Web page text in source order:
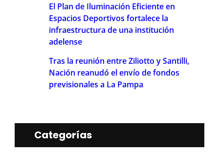
El Plan de Iluminación Eficiente en
Espacios Deportivos fortalece la
infraestructura de una institución
adelense
Tras la reunión entre Ziliotto y Santilli,
Nación reanudó el envío de fondos
previsionales a La Pampa
Categorías